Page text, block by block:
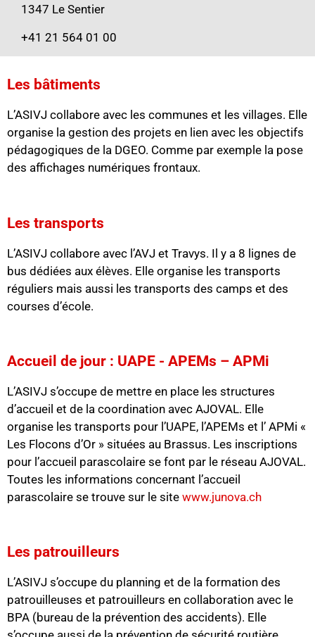
1347 Le Sentier
+41 21 564 01 00
Les bâtiments
L’ASIVJ collabore avec les communes et les villages. Elle
organise la gestion des projets en lien avec les objectifs
pédagogiques de la DGEO. Comme par exemple la pose
des affichages numériques frontaux.
Les transports
L’ASIVJ collabore avec l’AVJ et Travys. Il y a 8 lignes de
bus dédiées aux élèves. Elle organise les transports
réguliers mais aussi les transports des camps et des
courses d’école.
Accueil de jour : UAPE - APEMs – APMi
L’ASIVJ s’occupe de mettre en place les structures
d’accueil et de la coordination avec AJOVAL. Elle
organise les transports pour l’UAPE, l’APEMs et l’ APMi «
Les Flocons d’Or » situées au Brassus. Les inscriptions
pour l’accueil parascolaire se font par le réseau AJOVAL.
Toutes les informations concernant l’accueil
parascolaire se trouve sur le site www.junova.ch
Les patrouilleurs
L’ASIVJ s’occupe du planning et de la formation des
patrouilleuses et patrouilleurs en collaboration avec le
BPA (bureau de la prévention des accidents). Elle